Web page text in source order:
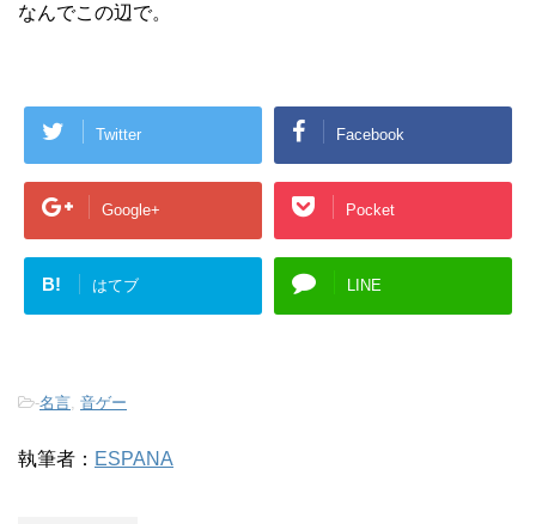
なんでこの辺で。
Twitter Facebook
Google+ Pocket
B! はてブ LINE
-名言 音ゲー
執筆者： ESPANA